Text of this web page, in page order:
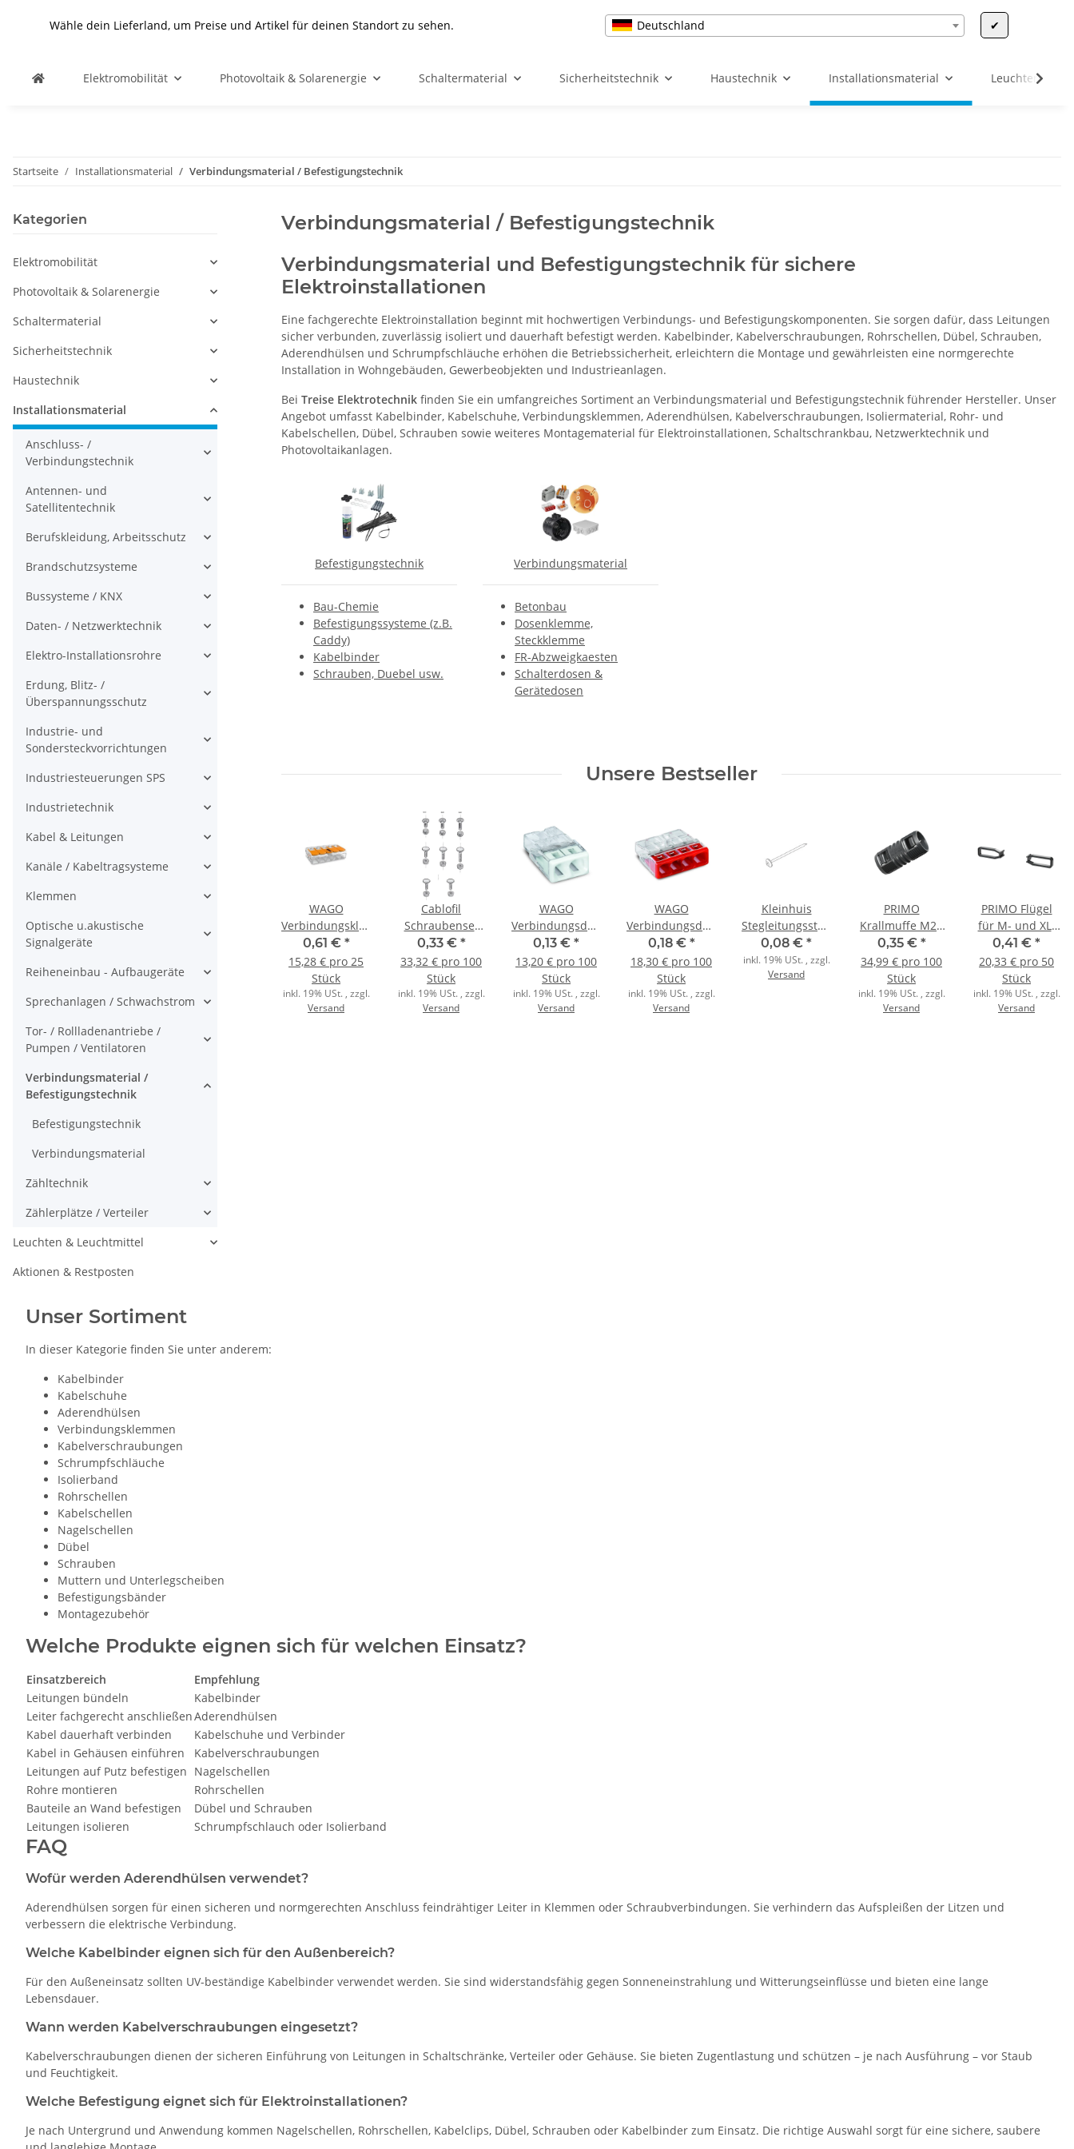
Wähle dein Lieferland, um Preise und Artikel für deinen Standort zu sehen. Deutschland ✔
Elektromobilität Photovoltaik & Solarenergie Schaltermaterial Sicherheitstechnik Haustechnik Installationsmaterial Leuchten &
Startseite Installationsmaterial Verbindungsmaterial / Befestigungstechnik
Verbindungsmaterial / Befestigungstechnik
Verbindungsmaterial und Befestigungstechnik für sichere
Elektroinstallationen
Eine fachgerechte Elektroinstallation beginnt mit hochwertigen Verbindungs- und Befestigungskomponenten. Sie sorgen dafür, dass Leitungen
sicher verbunden, zuverlässig isoliert und dauerhaft befestigt werden. Kabelbinder, Kabelverschraubungen, Rohrschellen, Dübel, Schrauben,
Aderendhülsen und Schrumpfschläuche erhöhen die Betriebssicherheit, erleichtern die Montage und gewährleisten eine normgerechte
Installation in Wohngebäuden, Gewerbeobjekten und Industrieanlagen.
Bei Treise Elektrotechnik finden Sie ein umfangreiches Sortiment an Verbindungsmaterial und Befestigungstechnik führender Hersteller. Unser
Angebot umfasst Kabelbinder, Kabelschuhe, Verbindungsklemmen, Aderendhülsen, Kabelverschraubungen, Isoliermaterial, Rohr- und
Kabelschellen, Dübel, Schrauben sowie weiteres Montagematerial für Elektroinstallationen, Schaltschrankbau, Netzwerktechnik und
Photovoltaikanlagen.
Befestigungstechnik
Bau-Chemie
Befestigungssysteme (z.B.
Caddy)
Kabelbinder
Schrauben, Duebel usw.
Verbindungsmaterial
Betonbau
Dosenklemme,
Steckklemme
FR-Abzweigkaesten
Schalterdosen &
Gerätedosen
Unsere Bestseller
Universalputzdeckel
UP rot
0,28 €
Stück
Versand
Verbindungsdosenklemme
2,5qmm
Stück
Versand
WAGO
Verbindungsklemme
5polig Compact
mit Hebel
transparent
0,61 € *
15,28 € pro 25
Stück
inkl. 19% USt. , zzgl.
Versand
Cablofil
Schraubenset
BTRCC 6x20 EZ
SET
0,33 € *
33,32 € pro 100
Stück
inkl. 19% USt. , zzgl.
Versand
WAGO
Verbindungsdosenklemme
2polig Compact
0,5-2,5qmm
transp./weiss
0,13 € *
13,20 € pro 100
Stück
inkl. 19% USt. , zzgl.
Versand
WAGO
Verbindungsdosenklemme
4polig Compact
0,5-2,5qmm
transp./rot
0,18 € *
18,30 € pro 100
Stück
inkl. 19% USt. , zzgl.
Versand
Kleinhuis
Stegleitungsstahlnagel
Stegleitungsstahlnagel
ST
0,08 € *
inkl. 19% USt. , zzgl.
Versand
PRIMO
Krallmuffe M20
schwarz
0,35 € *
34,99 € pro 100
Stück
inkl. 19% USt. , zzgl.
Versand
PRIMO Flügel
für M- und XL-
Serie Betonbau
0,41 € *
20,33 € pro 50
Stück
inkl. 19% USt. , zzgl.
Versand
Kategorien
Elektromobilität
Photovoltaik & Solarenergie
Schaltermaterial
Sicherheitstechnik
Haustechnik
Installationsmaterial
Anschluss- /
Verbindungstechnik
Antennen- und
Satellitentechnik
Berufskleidung, Arbeitsschutz
Brandschutzsysteme
Bussysteme / KNX
Daten- / Netzwerktechnik
Elektro-Installationsrohre
Erdung, Blitz- /
Überspannungsschutz
Industrie- und
Sondersteckvorrichtungen
Industriesteuerungen SPS
Industrietechnik
Kabel & Leitungen
Kanäle / Kabeltragsysteme
Klemmen
Optische u.akustische
Signalgeräte
Reiheneinbau - Aufbaugeräte
Sprechanlagen / Schwachstrom
Tor- / Rollladenantriebe /
Pumpen / Ventilatoren
Verbindungsmaterial /
Befestigungstechnik
Befestigungstechnik
Verbindungsmaterial
Zähltechnik
Zählerplätze / Verteiler
Leuchten & Leuchtmittel
Aktionen & Restposten
Unser Sortiment
In dieser Kategorie finden Sie unter anderem:
Kabelbinder
Kabelschuhe
Aderendhülsen
Verbindungsklemmen
Kabelverschraubungen
Schrumpfschläuche
Isolierband
Rohrschellen
Kabelschellen
Nagelschellen
Dübel
Schrauben
Muttern und Unterlegscheiben
Befestigungsbänder
Montagezubehör
Welche Produkte eignen sich für welchen Einsatz?
Einsatzbereich
Empfehlung
Leitungen bündeln
Kabelbinder
Leiter fachgerecht anschließenAderendhülsen
Kabel dauerhaft verbinden
Kabelschuhe und Verbinder
Kabel in Gehäusen einführen
Kabelverschraubungen
Leitungen auf Putz befestigen Nagelschellen
Rohre montieren
Rohrschellen
Bauteile an Wand befestigen
Dübel und Schrauben
Leitungen isolieren
Schrumpfschlauch oder Isolierband
FAQ
Wofür werden Aderendhülsen verwendet?
Aderendhülsen sorgen für einen sicheren und normgerechten Anschluss feindrähtiger Leiter in Klemmen oder Schraubverbindungen. Sie verhindern das Aufspleißen der Litzen und
verbessern die elektrische Verbindung.
Welche Kabelbinder eignen sich für den Außenbereich?
Für den Außeneinsatz sollten UV-beständige Kabelbinder verwendet werden. Sie sind widerstandsfähig gegen Sonneneinstrahlung und Witterungseinflüsse und bieten eine lange
Lebensdauer.
Wann werden Kabelverschraubungen eingesetzt?
Kabelverschraubungen dienen der sicheren Einführung von Leitungen in Schaltschränke, Verteiler oder Gehäuse. Sie bieten Zugentlastung und schützen – je nach Ausführung – vor Staub
und Feuchtigkeit.
Welche Befestigung eignet sich für Elektroinstallationen?
Je nach Untergrund und Anwendung kommen Nagelschellen, Rohrschellen, Kabelclips, Dübel, Schrauben oder Kabelbinder zum Einsatz. Die richtige Auswahl sorgt für eine sichere, saubere